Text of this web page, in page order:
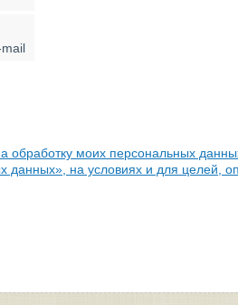
обработку моих персональных
на условиях и для целей,